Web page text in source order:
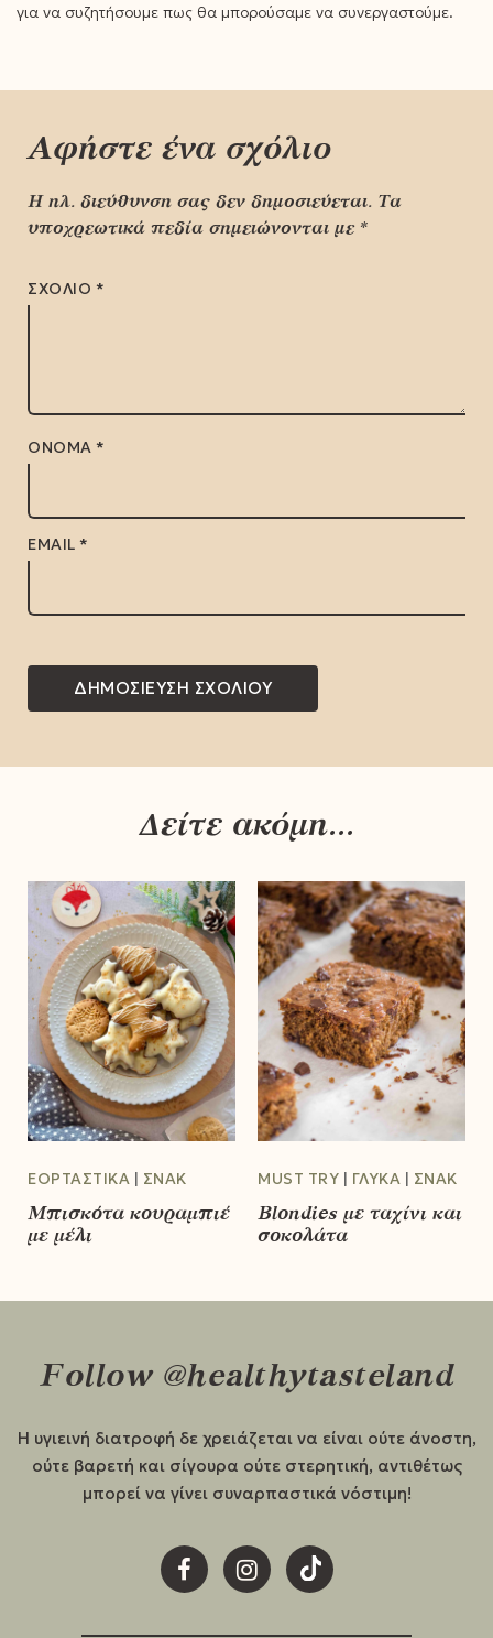
για να συζητήσουμε πως θα μπορούσαμε να συνεργαστούμε.
Αφήστε ένα σχόλιο
Η ηλ. διεύθυνση σας δεν δημοσιεύεται. Τα
υποχρεωτικά πεδία σημειώνονται με *
ΣΧΌΛΙΟ *
ΌΝΟΜΑ *
EMAIL *
Δείτε ακόμη...
ΕΟΡΤΑΣΤΙΚΆ ΣΝΑΚ
Μπισκότα κουραμπιέ
με μέλι
MUST TRY ΓΛΥΚΆ ΣΝΑΚ
Blondies με ταχίνι και
σοκολάτα
Follow @healthytasteland
Η υγιεινή διατροφή δε χρειάζεται να είναι ούτε άνοστη,
ούτε βαρετή και σίγουρα ούτε στερητική, αντιθέτως
μπορεί να γίνει συναρπαστικά νόστιμη!